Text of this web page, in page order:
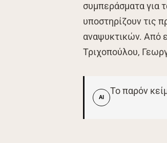
συμπεράσματα για
υποστηρίζουν τις
αναψυκτικών. Από
Τριχοπούλου,
AI
Το παρόν